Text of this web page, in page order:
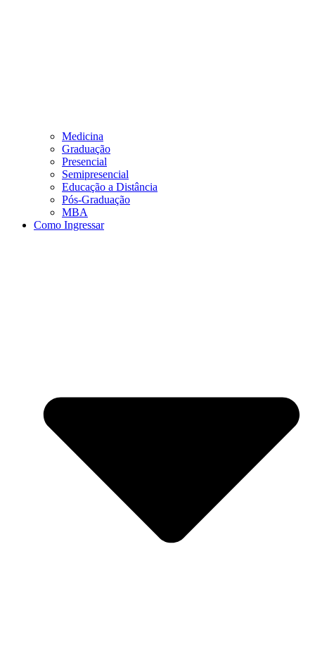
Medicina
Graduação
Presencial
Semipresencial
Educação a Distância
Pós-Graduação
MBA
Como Ingressar